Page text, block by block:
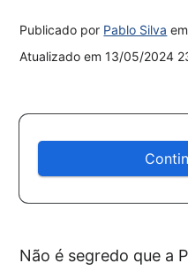
Publicado por Pablo Silva
Atualizado em13/05/2024
Não é segredo que a